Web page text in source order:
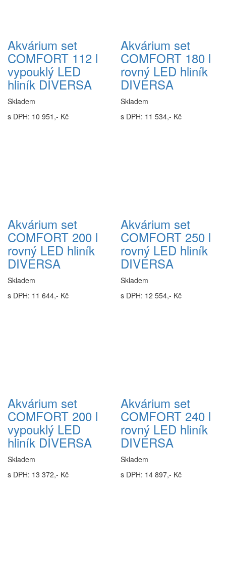
Akvárium set
COMFORT 112 l
vypouklý LED
hliník DIVERSA
Skladem
s DPH: 10 951,- Kč
Akvárium set
COMFORT 180 l
rovný LED hliník
DIVERSA
Skladem
s DPH: 11 534,- Kč
Akvárium set
COMFORT 200 l
rovný LED hliník
DIVERSA
Skladem
s DPH: 11 644,- Kč
Akvárium set
COMFORT 250 l
rovný LED hliník
DIVERSA
Skladem
s DPH: 12 554,- Kč
Akvárium set
COMFORT 200 l
vypouklý LED
hliník DIVERSA
Skladem
s DPH: 13 372,- Kč
Akvárium set
COMFORT 240 l
rovný LED hliník
DIVERSA
Skladem
s DPH: 14 897,- Kč